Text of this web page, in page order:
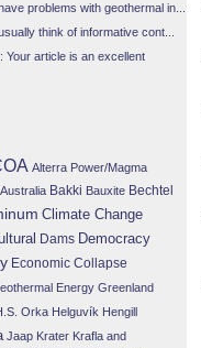
problems with geothermal in...
think of informative cont...
Your article is an excellent
Alterra Power/Magma
Australia Bakki Bauxite Bechtel
Climate Change
Dams Democracy
Economic Collapse
Energy Greenland
Orka Helguvík Hengill
Jaap Krater Krafla and